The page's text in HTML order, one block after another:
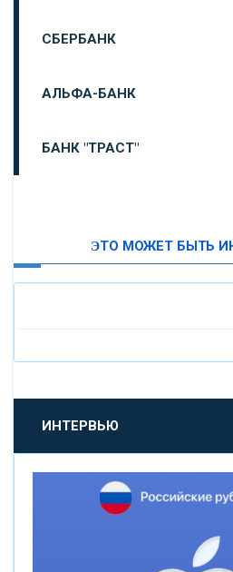
СБЕРБАНК
АЛЬФА-БАНК
БАНК "ТРАСТ"
«БАНК САНКТ-ПЕТЕРБУРГ»
«ПРОМСВЯЗЬБАНК»
«НОВИКОМБАНК»
ЭТО МОЖЕТ БЫТЬ
ИНТЕРВЬЮ